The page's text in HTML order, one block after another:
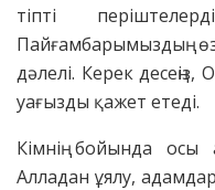
тіпті
Пайғамбарымыздың
дәлелі. Керек
уағызды қажет етеді.
Кімнің бойында
Алладан ұялу,